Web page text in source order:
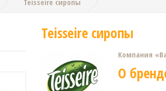
Teisseire сиропы
Teisseire сиропы
Компания
О